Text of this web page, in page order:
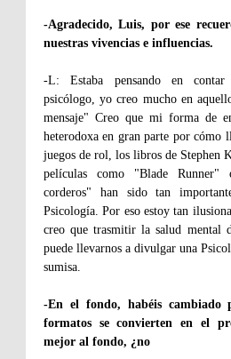
-Agradecido, Luis, por ese
nuestras vivencias e influencias.
-L: Estaba pensando en
psicólogo, yo creo mucho en
mensaje" Creo que mi forma de
heterodoxa en gran parte por cómo
juegos de rol, los libros de Stephen
películas como "Blade
corderos" han sido tan
Psicología. Por eso estoy tan
creo que trasmitir la salud mental
puede llevarnos a divulgar una
sumisa.
-En el fondo, habéis cambiado
formatos se convierten en el
mejor al fondo, ¿no